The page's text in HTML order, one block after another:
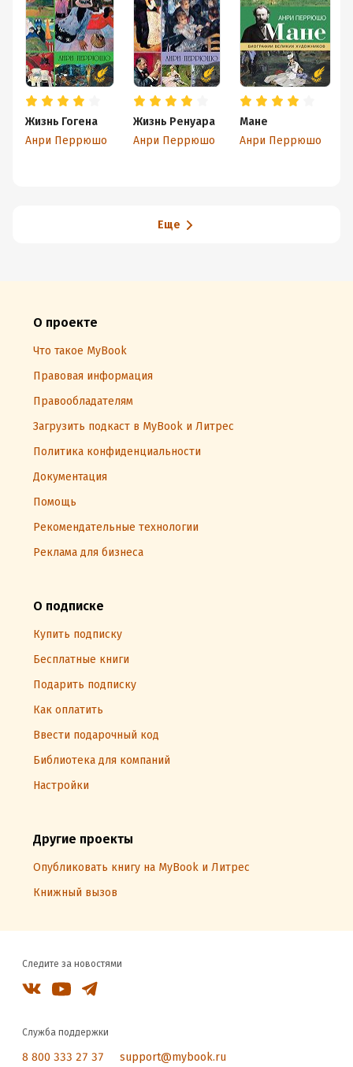
Жизнь Гогена
Анри Перрюшо
Жизнь Ренуара
Анри Перрюшо
Мане
Анри Перрюшо
Еще
О проекте
Что такое MyBook
Правовая информация
Правообладателям
Загрузить подкаст в MyBook и Литрес
Политика конфиденциальности
Документация
Помощь
Рекомендательные технологии
Реклама для бизнеса
О подписке
Купить подписку
Бесплатные книги
Подарить подписку
Как оплатить
Ввести подарочный код
Библиотека для компаний
Настройки
Другие проекты
Опубликовать книгу на MyBook и Литрес
Книжный вызов
Следите за новостями
Служба поддержки
8 800 333 27 37 support@mybook.ru